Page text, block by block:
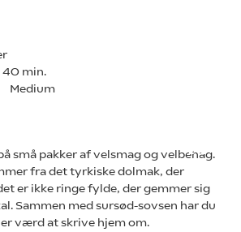
40 min.
Medium
små pakker af velsmag og velbehag.
fra det tyrkiske dolmak, der
er ikke ringe fylde, der gemmer sig
Sammen med sursød-sovsen har du
værd at skrive hjem om.